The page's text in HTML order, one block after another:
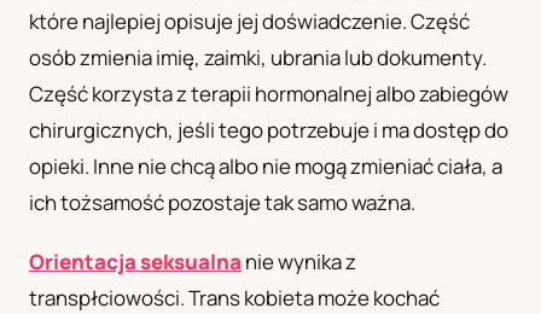
które najlepiej opisuje jej doświadczenie. Część
osób zmienia imię, zaimki, ubrania lub dokumenty.
Część korzysta z terapii hormonalnej albo zabiegów
chirurgicznych, jeśli tego potrzebuje i ma dostęp do
opieki. Inne nie chcą albo nie mogą zmieniać ciała, a
ich tożsamość pozostaje tak samo ważna.
Orientacja seksualna nie wynika z
transpłciowości. Trans kobieta może kochać